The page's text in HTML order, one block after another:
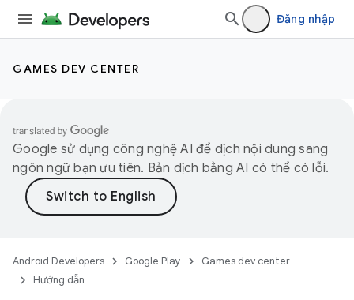
Đăng nhập
GAMES DEV CENTER
Google sử dụng công nghệ AI để dịch nội dung sang
ngôn ngữ bạn ưu tiên. Bản dịch bằng AI có thể có lỗi.
Android Developers Google Play
Games dev center
Hướng dẫn